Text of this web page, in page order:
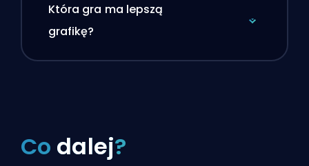
Która gra ma lepszą
grafikę?
Co dalej?